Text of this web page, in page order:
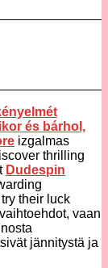
és bárhol,
izgalmas
thrilling
Dudespin
their luck
vaan
jännitystä ja